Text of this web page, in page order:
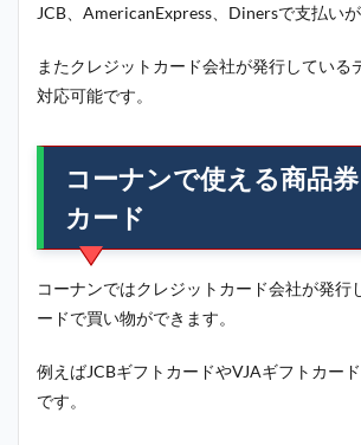
JCB、AmericanExpress、Dinersで支払いが
またクレジットカード会社が発行している
対応可能です。
コーナンで使える商品
カード
コーナンではクレジットカード会社が発行
ードで買い物ができます。
例えばJCBギフトカードやVJAギフトカー
です。